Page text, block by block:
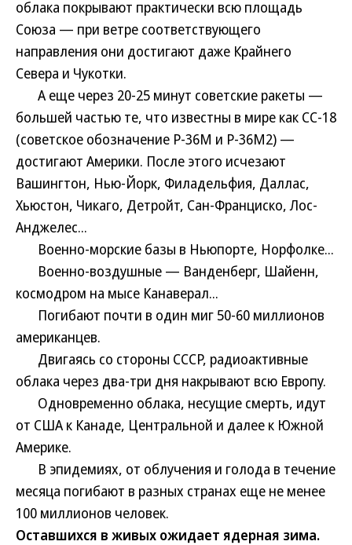
облака покрывают практически всю площадь
Союза — при ветре соответствующего
направления они достигают даже Крайнего
Севера и Чукотки.
А еще через 20-25 минут советские ракеты —
большей частью те, что известны в мире как СС-18
(советское обозначение Р-36М и Р-36М2) —
достигают Америки. После этого исчезают
Вашингтон, Нью-Йорк, Филадельфия, Даллас,
Хьюстон, Чикаго, Детройт, Сан-Франциско, Лос-
Анджелес...
Военно-морские базы в Ньюпорте, Норфолке...
Военно-воздушные — Ванденберг, Шайенн,
космодром на мысе Канаверал...
Погибают почти в один миг 50-60 миллионов
американцев.
Двигаясь со стороны СССР, радиоактивные
облака через два-три дня накрывают всю Европу.
Одновременно облака, несущие смерть, идут
от США к Канаде, Центральной и далее к Южной
Америке.
В эпидемиях, от облучения и голода в течение
месяца погибают в разных странах еще не менее
100 миллионов человек.
Оставшихся в живых ожидает ядерная зима.